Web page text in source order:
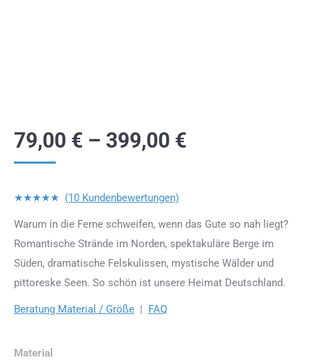
79,00 € – 399,00 €
★★★★★ (10 Kundenbewertungen)
Warum in die Ferne schweifen, wenn das Gute so nah liegt?
Romantische Strände im Norden, spektakuläre Berge im
Süden, dramatische Felskulissen, mystische Wälder und
pittoreske Seen. So schön ist unsere Heimat Deutschland.
Beratung Material / Größe | FAQ
Material